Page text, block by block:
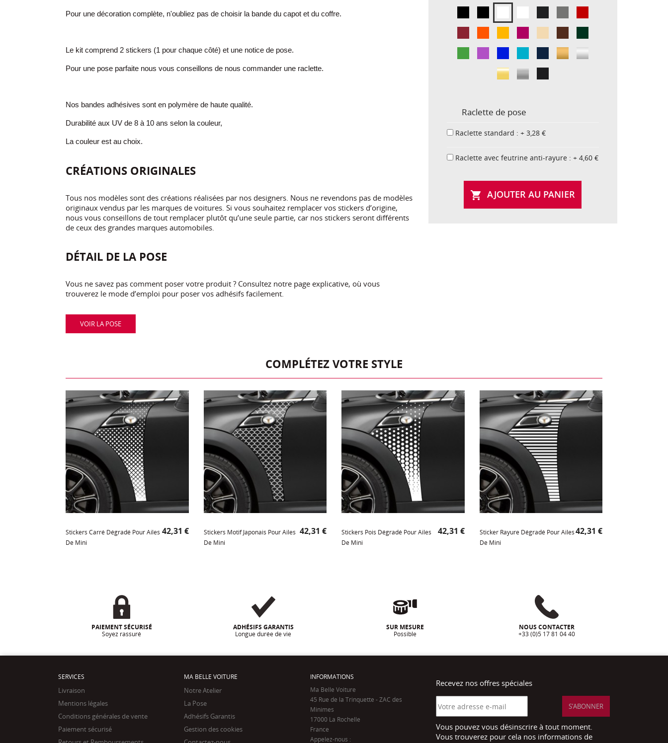
Pour une décoration complète, n'oubliez pas de choisir la bande du capot et du coffre.
Le kit comprend 2 stickers (1 pour chaque côté) et une notice de pose.
Pour une pose parfaite nous vous conseillons de nous commander une raclette.
Nos bandes adhésives sont en polymère de haute qualité.
Durabilité aux UV de 8 à 10 ans selon la couleur,
La couleur est au choix.
CRÉATIONS ORIGINALES
Tous nos modèles sont des créations réalisées par nos designers. Nous ne revendons pas de modèles
originaux vendus par les marques de voitures. Si vous souhaitez remplacer vos stickers d’origine,
nous vous conseillons de tout remplacer plutôt qu’une seule partie, car nos stickers seront différents
de ceux des grandes marques automobiles.
DÉTAIL DE LA POSE
Vous ne savez pas comment poser votre produit ? Consultez notre page explicative, où vous
trouverez le mode d’emploi pour poser vos adhésifs facilement.
VOIR LA POSE
Raclette de pose
Raclette standard : + 3,28 €
Raclette avec feutrine anti-rayure : + 4,60 €
 AJOUTER AU PANIER
COMPLÉTEZ VOTRE STYLE
Stickers Carré Dégradé Pour Ailes
De Mini
Prix
42,31 €
Stickers Motif Japonais Pour Ailes
De Mini
Prix
42,31 €
Stickers Pois Dégradé Pour Ailes
De Mini
Prix
42,31 €
Sticker Rayure Dégradé Pour Ailes
De Mini
Prix
42,31 €
PAIEMENT SÉCURISÉ
Soyez rassuré
ADHÉSIFS GARANTIS
Longue durée de vie
SUR MESURE
Possible
NOUS CONTACTER
+33 (0)5 17 81 04 40
SERVICES
Livraison
Mentions légales
Conditions générales de vente
Paiement sécurisé
MA BELLE VOITURE
Notre Atelier
La Pose
Adhésifs Garantis
Gestion des cookies
INFORMATIONS
Ma Belle Voiture
45 Rue de la Trinquette - ZAC des
Minimes
17000 La Rochelle
France
Appelez-nous :
Recevez nos offres spéciales
Vous pouvez vous désinscrire à tout moment.
Vous trouverez pour cela nos informations de